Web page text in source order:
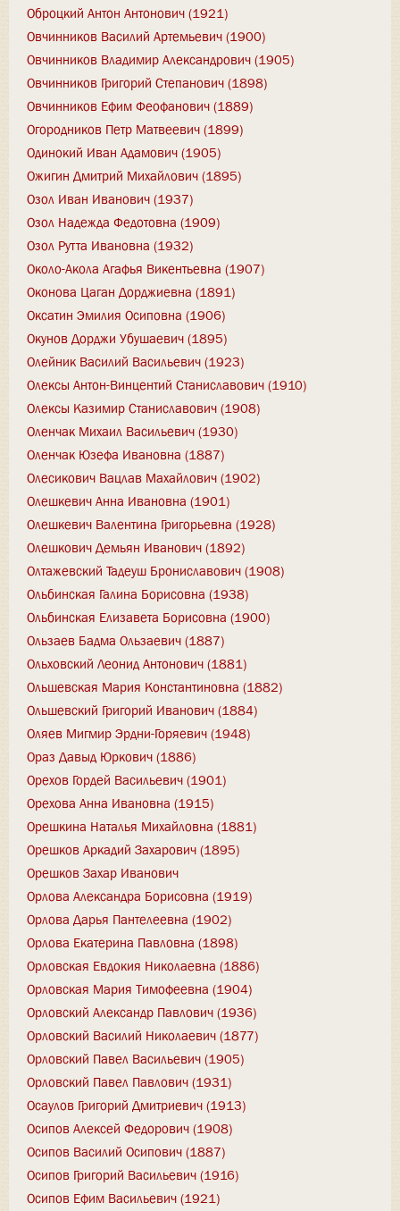
Оброцкий Антон Антонович (1921)
Овчинников Василий Артемьевич (1900)
Овчинников Владимир Александрович (1905)
Овчинников Григорий Степанович (1898)
Овчинников Ефим Феофанович (1889)
Огородников Петр Матвеевич (1899)
Одинокий Иван Адамович (1905)
Ожигин Дмитрий Михайлович (1895)
Озол Иван Иванович (1937)
Озол Надежда Федотовна (1909)
Озол Рутта Ивановна (1932)
Около-Акола Агафья Викентьевна (1907)
Оконова Цаган Дорджиевна (1891)
Оксатин Эмилия Осиповна (1906)
Окунов Дорджи Убушаевич (1895)
Олейник Василий Васильевич (1923)
Олексы Антон-Винцентий Станиславович (1910)
Олексы Казимир Станиславович (1908)
Оленчак Михаил Васильевич (1930)
Оленчак Юзефа Ивановна (1887)
Олесикович Вацлав Махайлович (1902)
Олешкевич Анна Ивановна (1901)
Олешкевич Валентина Григорьевна (1928)
Олешкович Демьян Иванович (1892)
Олтажевский Тадеуш Брониславович (1908)
Ольбинская Галина Борисовна (1938)
Ольбинская Елизавета Борисовна (1900)
Ользаев Бадма Ользаевич (1887)
Ольховский Леонид Антонович (1881)
Ольшевская Мария Константиновна (1882)
Ольшевский Григорий Иванович (1884)
Оляев Мигмир Эрдни-Горяевич (1948)
Ораз Давыд Юркович (1886)
Орехов Гордей Васильевич (1901)
Орехова Анна Ивановна (1915)
Орешкина Наталья Михайловна (1881)
Орешков Аркадий Захарович (1895)
Орешков Захар Иванович
Орлова Александра Борисовна (1919)
Орлова Дарья Пантелеевна (1902)
Орлова Екатерина Павловна (1898)
Орловская Евдокия Николаевна (1886)
Орловская Мария Тимофеевна (1904)
Орловский Александр Павлович (1936)
Орловский Василий Николаевич (1877)
Орловский Павел Васильевич (1905)
Орловский Павел Павлович (1931)
Осаулов Григорий Дмитриевич (1913)
Осипов Алексей Федорович (1908)
Осипов Василий Осипович (1887)
Осипов Григорий Васильевич (1916)
Осипов Ефим Васильевич (1921)